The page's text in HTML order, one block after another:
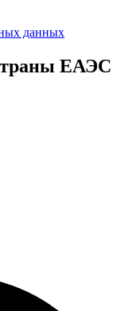
данных
ЕАЭС